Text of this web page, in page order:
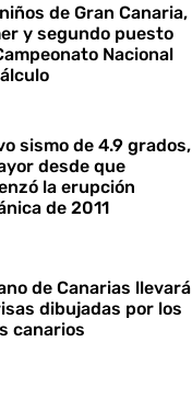
de Gran Canaria,
y segundo puesto
Nacional
sismo de 4.9 grados,
desde que
la erupción
de 2011
de Canarias llevará
dibujadas por los
canarios